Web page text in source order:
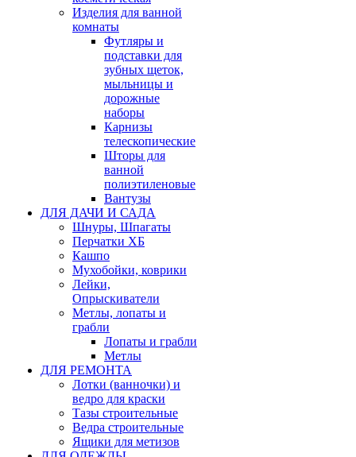
Изделия для ванной
комнаты
Футляры и
подставки для
зубных щеток,
мыльницы и
дорожные
наборы
Карнизы
телескопические
Шторы для
ванной
полиэтиленовые
Вантузы
ДЛЯ ДАЧИ И САДА
Шнуры, Шпагаты
Перчатки ХБ
Кашпо
Мухобойки, коврики
Лейки,
Опрыскиватели
Метлы, лопаты и
грабли
Лопаты и грабли
Метлы
ДЛЯ РЕМОНТА
Лотки (ванночки) и
ведро для краски
Тазы строительные
Ведра строительные
Ящики для метизов